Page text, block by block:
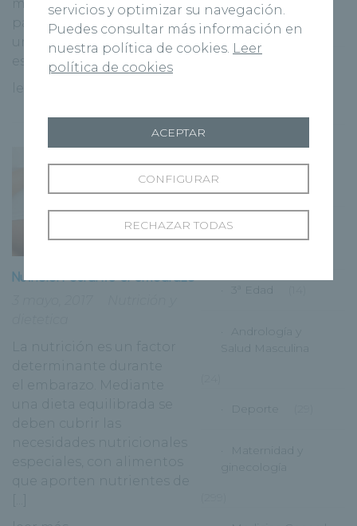
mantenerse despiertos,
para aplacar los efectos de
una salida nocturna, para
estar más [...]
leer más
Nutrición durante el embarazo
La nutrición es un factor
determinante durante
el embarazo. Mediante
una dieta equilibrada se
deben cubrir las
necesidades nutricionales
especiales, con alimentos
que aporten nutrientes de
Otorrinolaringología
(13)
(21)
Nacer en
Recoletas
(4)
Publicaciones
3ª Edad
Andrología y
Salud Masculina
Deporte
Maternidad y
ginecología
servicios y optimizar su navegación.
Puedes consultar más información en
nuestra política de cookies. Leer
política de cookies
RECHAZAR TODAS
CONFIGURAR
ACEPTAR